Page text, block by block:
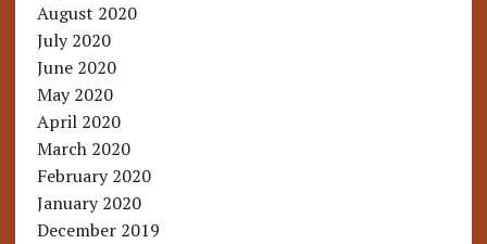
August 2020
July 2020
June 2020
May 2020
April 2020
March 2020
February 2020
January 2020
December 2019